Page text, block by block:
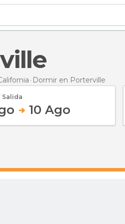
Dormir en Porterville
Salida
10 Ago